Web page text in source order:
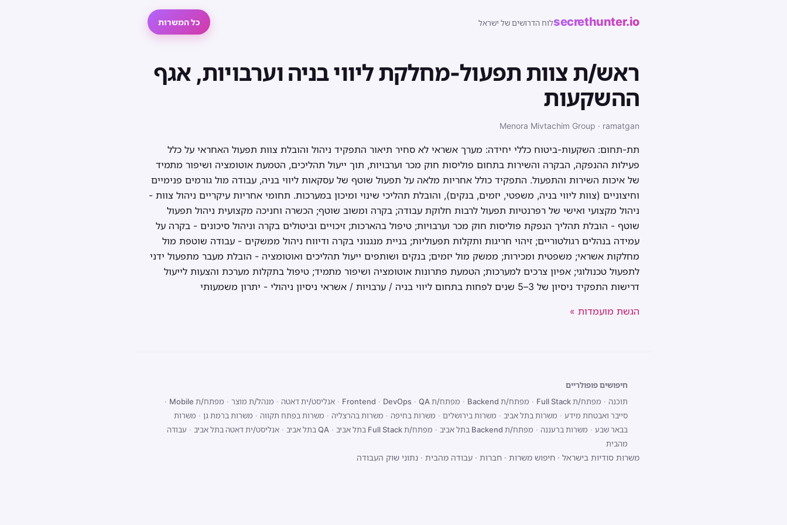
secrethunter.ioלוח הדרושים של ישראל כל המשרות
ראש/ת צוות תפעול-מחלקת ליווי בניה וערבויות, אגף
ההשקעות
Menora Mivtachim Group · ramatgan
תת-תחום: השקעות-ביטוח כללי יחידה: מערך אשראי לא סחיר תיאור התפקיד ניהול והובלת צוות תפעול האחראי על כלל
פעילות ההנפקה, הבקרה והשירות בתחום פוליסות חוק מכר וערבויות, תוך ייעול תהליכים, הטמעת אוטומציה ושיפור מתמיד
של איכות השירות והתפעול. התפקיד כולל אחריות מלאה על תפעול שוטף של עסקאות ליווי בניה, עבודה מול גורמים פנימיים
וחיצוניים (צוות ליווי בניה, משפטי, יזמים, בנקים), והובלת תהליכי שינוי ומיכון במערכות. תחומי אחריות עיקריים ניהול צוות -
ניהול מקצועי ואישי של רפרנטיות תפעול לרבות חלוקת עבודה; בקרה ומשוב שוטף; הכשרה וחניכה מקצועית ניהול תפעול
שוטף - הובלת תהליך הנפקת פוליסות חוק מכר וערבויות; טיפול בהארכות; זיכויים וביטולים בקרה וניהול סיכונים - בקרה על
עמידה בנהלים רגולטוריים; זיהוי חריגות ותקלות תפעוליות; בניית מנגנוני בקרה ודיווח ניהול ממשקים - עבודה שוטפת מול
מחלקות אשראי; משפטית ומכירות; ממשק מול יזמים; בנקים ושותפים ייעול תהליכים ואוטומציה - הובלת מעבר מתפעול ידני
לתפעול טכנולוגי; אפיון צרכים למערכות; הטמעת פתרונות אוטומציה ושיפור מתמיד; טיפול בתקלות מערכת והצעות לייעול
דרישות התפקיד ניסיון של 3–5 שנים לפחות בתחום ליווי בניה / ערבויות / אשראי ניסיון ניהולי - יתרון משמעותי
הגשת מועמדות »
חיפושים פופולריים
תוכנה · מפתח/ת Full Stack · מפתח/ת Backend · מפתח/ת Frontend · DevOps · QA
· אנליסט/ית דאטה · מנהל/ת מוצר · מפתח/ת Mobile
·
סייבר ואבטחת מידע · משרות בתל אביב · משרות בירושלים · משרות בחיפה · משרות בהרצליה · משרות בפתח תקווה · משרות ברמת גן · משרות
בבאר שבע · משרות ברעננה · מפתח/ת Backend בתל אביב · מפתח/ת Full Stack בתל אביב · QA בתל אביב · אנליסט/ית דאטה בתל אביב · עבודה
מהבית
משרות סודיות בישראל · חיפוש משרות · חברות · עבודה מהבית · נתוני שוק העבודה